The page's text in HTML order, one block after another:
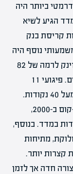
ביותר היה
ב-2008, כאשר המדד הגיע לשיא
מבר 2008, בעקבות קריסת בנק
נוסף היה
משבר הקורונה במרץ 2020, כאשר המדד זינק לרמה של 82
נקודות, כאשר העולם נכנס למגפה ולסגרים. פיגועי 11
בספטמבר 2001 גרמו לזינוק של המדד למעל 40 נקודות.
משבר החוב האירופי ב-2011, משבר הדוט-קום ב-2000,
לעליות חדות במדד. בנוסף,
מתיחות
קצרות יותר.
חדה אך לזמן